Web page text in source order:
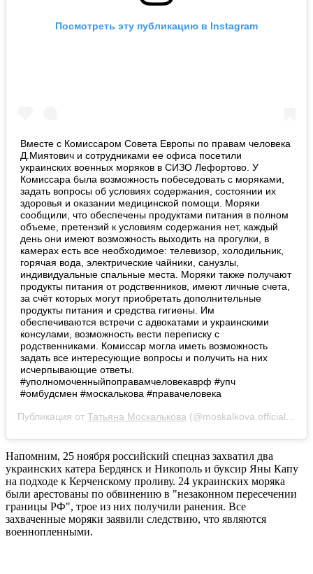
Посмотреть эту публикацию в Instagram
Вместе с Комиссаром Совета Европы по правам человека
Д.Миятович и сотрудниками ее офиса посетили
украинских военных моряков в СИЗО Лефортово. У
Комиссара была возможность побеседовать с моряками,
задать вопросы об условиях содержания, состоянии их
здоровья и оказании медицинской помощи. Моряки
сообщили, что обеспечены продуктами питания в полном
объеме, претензий к условиям содержания нет, каждый
день они имеют возможность выходить на прогулки, в
камерах есть все необходимое: телевизор, холодильник,
горячая вода, электрические чайники, санузлы,
индивидуальные спальные места. Моряки также получают
продукты питания от родственников, имеют личные счета,
за счёт которых могут приобретать дополнительные
продукты питания и средства гигиены. Им
обеспечиваются встречи с адвокатами и украинскими
консулами, возможность вести переписку с
родственниками. Комиссар могла иметь возможность
задать все интересующие вопросы и получить на них
исчерпывающие ответы.
#уполномоченныйпоправамчеловекаврф #упч
#омбудсмен #москалькова #правачеловека
Публикация от Татьяна Москалькова (@moskalkova.official)
Напомним, 25 ноября российский спецназ захватил два
украинских катера Бердянск и Никополь и буксир Яны Капу
на подходе к Керченскому проливу. 24 украинских моряка
были арестованы по обвинению в "незаконном пересечении
границы РФ", трое из них получили ранения. Все
захваченные моряки заявили следствию, что являются
военнопленными.